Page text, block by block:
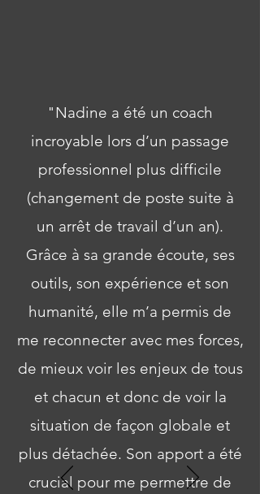
"Nadine a été un coach
incroyable lors d’un passage
professionnel plus difficile
(changement de poste suite à
un arrêt de travail d’un an).
Grâce à sa grande écoute, ses
outils, son expérience et son
humanité, elle m’a permis de
me reconnecter avec mes forces,
de mieux voir les enjeux de tous
et chacun et donc de voir la
situation de façon globale et
plus détachée. Son apport a été
crucial pour me permettre de